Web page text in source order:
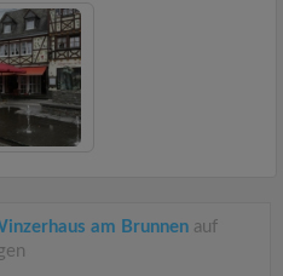
am Brunnen auf